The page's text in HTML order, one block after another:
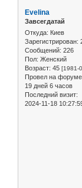
Evelina
Завсегдатай
Откуда: Киев
Зарегистрирован:
Сообщений: 226
Пол: Женский
Возраст: 45 [1981-
Провел на
19 дней 6 часов
Последний визит:
2024-11-18